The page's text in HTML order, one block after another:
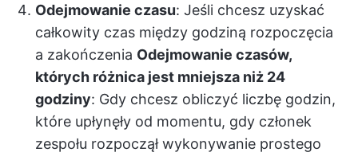
Odejmowanie czasu: Jeśli chcesz uzyskać
całkowity czas między godziną rozpoczęcia
a zakończenia Odejmowanie czasów,
których różnica jest mniejsza niż 24
godziny: Gdy chcesz obliczyć liczbę godzin,
które upłynęły od momentu, gdy członek
zespołu rozpoczął wykonywanie prostego